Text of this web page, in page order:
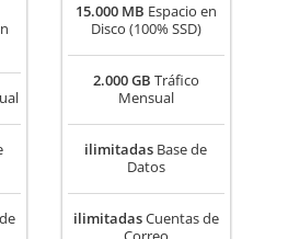
15.000 MB Espacio en
Disco (100% SSD)
2.000 GB Tráfico
Mensual
ilimitadas Base de
Datos
ilimitadasCuentas de